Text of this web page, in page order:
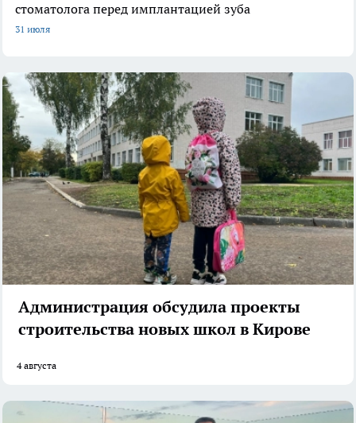
стоматолога перед имплантацией зуба
31 июля
Администрация обсудила проекты
строительства новых школ в Кирове
4 августа